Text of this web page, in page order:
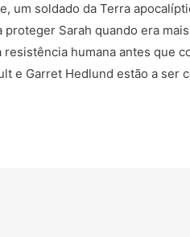
um soldado da Terra
proteger Sarah quando era
humana antes que
e Garret Hedlund estão a ser